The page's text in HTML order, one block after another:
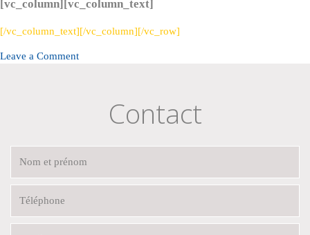
[vc_column][vc_column_text]
[/vc_column_text][/vc_column][/vc_row]
Leave a Commenton
Contact